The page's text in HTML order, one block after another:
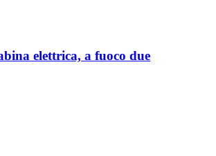
elettrica, a fuoco due